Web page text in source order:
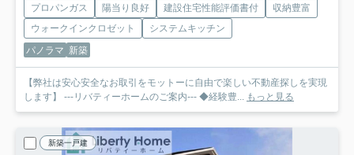
プロパンガス 陽当り良好 建設住宅性能評価書付
収納豊富
ウォークインクロゼット
システムキッチン
パノラマ 新築
【弊社は安心安全なお取引をモットーに自由で楽しい不動産探しを実現
します】 ---リバティーホームのご案内--- ◆経験豊... もっと見る
新築一戸建